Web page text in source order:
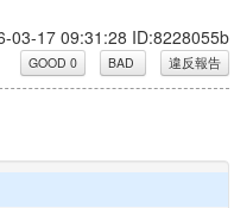
03-17 09:31:28 ID:8228055b